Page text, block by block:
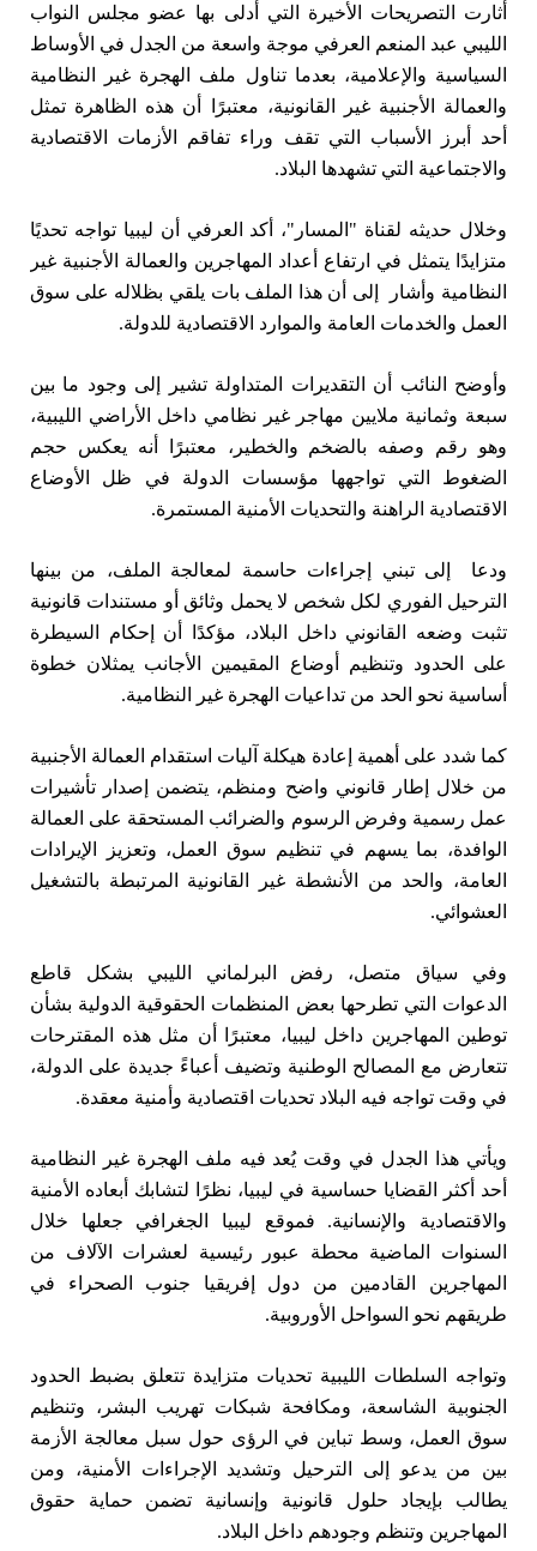
أثارت التصريحات الأخيرة التي أدلى بها عضو مجلس النواب
الليبي عبد المنعم العرفي موجة واسعة من الجدل في الأوساط
السياسية والإعلامية، بعدما تناول ملف الهجرة غير النظامية
والعمالة الأجنبية غير القانونية، معتبرًا أن هذه الظاهرة تمثل
أحد أبرز الأسباب التي تقف وراء تفاقم الأزمات الاقتصادية
والاجتماعية التي تشهدها البلاد.
وخلال حديثه لقناة "المسار"، أكد العرفي أن ليبيا تواجه تحديًا
متزايدًا يتمثل في ارتفاع أعداد المهاجرين والعمالة الأجنبية غير
النظامية وأشار إلى أن هذا الملف بات يلقي بظلاله على سوق
العمل والخدمات العامة والموارد الاقتصادية للدولة.
وأوضح النائب أن التقديرات المتداولة تشير إلى وجود ما بين
سبعة وثمانية ملايين مهاجر غير نظامي داخل الأراضي الليبية،
وهو رقم وصفه بالضخم والخطير، معتبرًا أنه يعكس حجم
الضغوط التي تواجهها مؤسسات الدولة في ظل الأوضاع
الاقتصادية الراهنة والتحديات الأمنية المستمرة.
ودعا إلى تبني إجراءات حاسمة لمعالجة الملف، من بينها
الترحيل الفوري لكل شخص لا يحمل وثائق أو مستندات قانونية
تثبت وضعه القانوني داخل البلاد، مؤكدًا أن إحكام السيطرة
على الحدود وتنظيم أوضاع المقيمين الأجانب يمثلان خطوة
أساسية نحو الحد من تداعيات الهجرة غير النظامية.
كما شدد على أهمية إعادة هيكلة آليات استقدام العمالة الأجنبية
من خلال إطار قانوني واضح ومنظم، يتضمن إصدار تأشيرات
عمل رسمية وفرض الرسوم والضرائب المستحقة على العمالة
الوافدة، بما يسهم في تنظيم سوق العمل، وتعزيز الإيرادات
العامة، والحد من الأنشطة غير القانونية المرتبطة بالتشغيل
العشوائي.
وفي سياق متصل، رفض البرلماني الليبي بشكل قاطع
الدعوات التي تطرحها بعض المنظمات الحقوقية الدولية بشأن
توطين المهاجرين داخل ليبيا، معتبرًا أن مثل هذه المقترحات
تتعارض مع المصالح الوطنية وتضيف أعباءً جديدة على الدولة،
في وقت تواجه فيه البلاد تحديات اقتصادية وأمنية معقدة.
ويأتي هذا الجدل في وقت يُعد فيه ملف الهجرة غير النظامية
أحد أكثر القضايا حساسية في ليبيا، نظرًا لتشابك أبعاده الأمنية
والاقتصادية والإنسانية. فموقع ليبيا الجغرافي جعلها خلال
السنوات الماضية محطة عبور رئيسية لعشرات الآلاف من
المهاجرين القادمين من دول إفريقيا جنوب الصحراء في
طريقهم نحو السواحل الأوروبية.
وتواجه السلطات الليبية تحديات متزايدة تتعلق بضبط الحدود
الجنوبية الشاسعة، ومكافحة شبكات تهريب البشر، وتنظيم
سوق العمل، وسط تباين في الرؤى حول سبل معالجة الأزمة
بين من يدعو إلى الترحيل وتشديد الإجراءات الأمنية، ومن
يطالب بإيجاد حلول قانونية وإنسانية تضمن حماية حقوق
المهاجرين وتنظم وجودهم داخل البلاد.